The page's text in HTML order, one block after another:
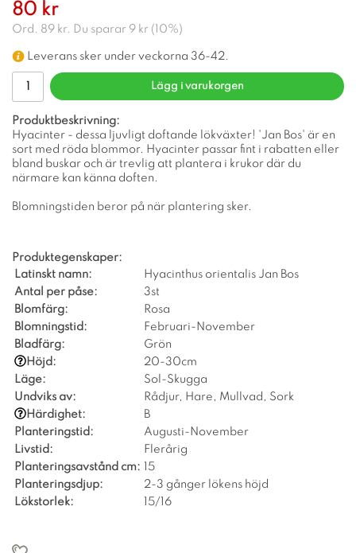
80 kr
Ord. 89 kr. Du sparar 9 kr ( 10%)
Leverans sker under veckorna 36-42.
Lägg i varukorgen
Produktbeskrivning:
Hyacinter - dessa ljuvligt doftande lökväxter! 'Jan Bos' är en
sort med röda blommor. Hyacinter passar fint i rabatten eller
bland buskar och är trevlig att plantera i krukor där du
närmare kan känna doften.
Blomningstiden beror på när plantering sker.
Produktegenskaper:
Latinskt namn:
Hyacinthus orientalis Jan Bos
Antal per påse:
3st
Blomfärg:
Rosa
Blomningstid:
Februari-November
Bladfärg:
Grön
Höjd:
20-30cm
Läge:
Sol-Skugga
Undviks av:
Rådjur, Hare, Mullvad, Sork
Härdighet:
B
Planteringstid:
Augusti-November
Livstid:
Flerårig
Planteringsavstånd cm: 15
Planteringsdjup:
2-3 gånger lökens höjd
Lökstorlek:
15/16